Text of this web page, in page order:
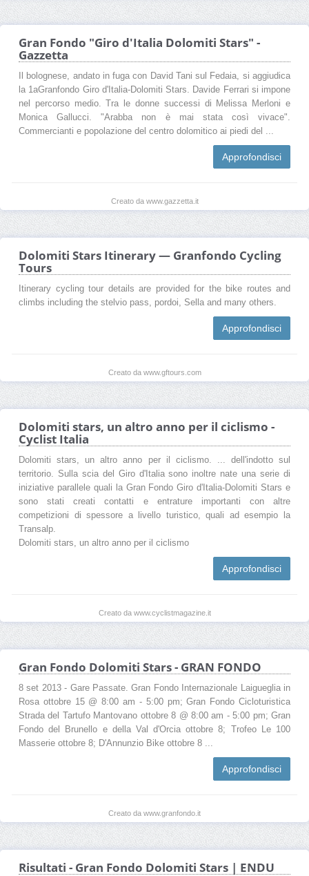
Gran Fondo "Giro d'Italia Dolomiti Stars" -
Gazzetta
Il bolognese, andato in fuga con David Tani sul Fedaia, si aggiudica
la 1aGranfondo Giro d'Italia-Dolomiti Stars. Davide Ferrari si impone
nel percorso medio. Tra le donne successi di Melissa Merloni e
Monica Gallucci. "Arabba non è mai stata così vivace".
Commercianti e popolazione del centro dolomitico ai piedi del ...
Approfondisci
Creato da www.gazzetta.it
Dolomiti Stars Itinerary — Granfondo Cycling
Tours
Itinerary cycling tour details are provided for the bike routes and
climbs including the stelvio pass, pordoi, Sella and many others.
Approfondisci
Creato da www.gftours.com
Dolomiti stars, un altro anno per il ciclismo -
Cyclist Italia
Dolomiti stars, un altro anno per il ciclismo. ... dell'indotto sul
territorio. Sulla scia del Giro d'Italia sono inoltre nate una serie di
iniziative parallele quali la Gran Fondo Giro d'Italia-Dolomiti Stars e
sono stati creati contatti e entrature importanti con altre
competizioni di spessore a livello turistico, quali ad esempio la
Transalp.
Dolomiti stars, un altro anno per il ciclismo
Approfondisci
Creato da www.cyclistmagazine.it
Gran Fondo Dolomiti Stars - GRAN FONDO
8 set 2013 - Gare Passate. Gran Fondo Internazionale Laigueglia in
Rosa ottobre 15 @ 8:00 am - 5:00 pm; Gran Fondo Cicloturistica
Strada del Tartufo Mantovano ottobre 8 @ 8:00 am - 5:00 pm; Gran
Fondo del Brunello e della Val d'Orcia ottobre 8; Trofeo Le 100
Masserie ottobre 8; D'Annunzio Bike ottobre 8 ...
Approfondisci
Creato da www.granfondo.it
Risultati - Gran Fondo Dolomiti Stars | ENDU